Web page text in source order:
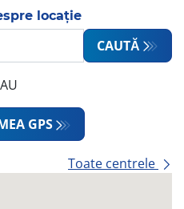
locație
CAUTĂ
GPS
Toate centrele